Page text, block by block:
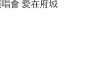
唱會 愛在府城